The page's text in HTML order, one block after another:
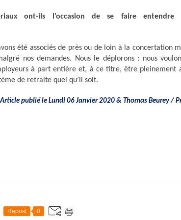
ont-ils l'occasion de se faire entendre
été associés de près ou de loin à la concertation
nos demandes. Nous le déplorons : nous
à part entière et, à ce titre, être pleinement
de retraite quel qu’il soit.
Article publié le Lundi 06 Janvier 2020 & Thomas Beurey /
Repost 0